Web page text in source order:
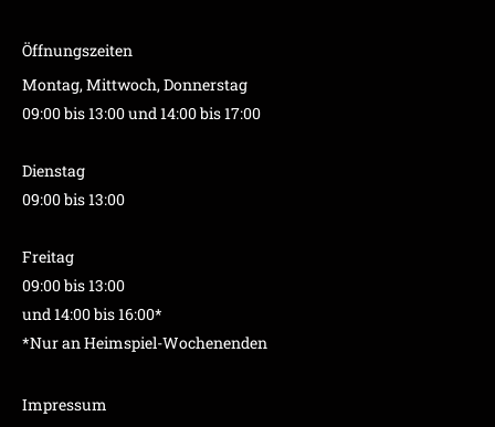
Öffnungszeiten
Montag, Mittwoch, Donnerstag
09:00 bis 13:00 und 14:00 bis 17:00
Dienstag
09:00 bis 13:00
Freitag
09:00 bis 13:00
und 14:00 bis 16:00*
*Nur an Heimspiel-Wochenenden
Impressum